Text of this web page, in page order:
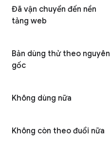
Đã vận chuyển đến nền
tảng web
Bản dùng thử theo nguyên
gốc
Không dùng nữa
Không còn theo đuổi nữa